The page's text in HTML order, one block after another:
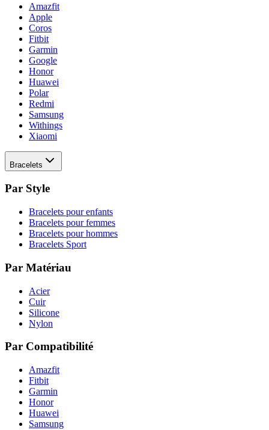
Amazfit
Apple
Coros
Fitbit
Garmin
Google
Honor
Huawei
Polar
Redmi
Samsung
Withings
Xiaomi
Bracelets
Par Style
Bracelets pour enfants
Bracelets pour femmes
Bracelets pour hommes
Bracelets Sport
Par Matériau
Acier
Cuir
Silicone
Nylon
Par Compatibilité
Amazfit
Fitbit
Garmin
Honor
Huawei
Samsung